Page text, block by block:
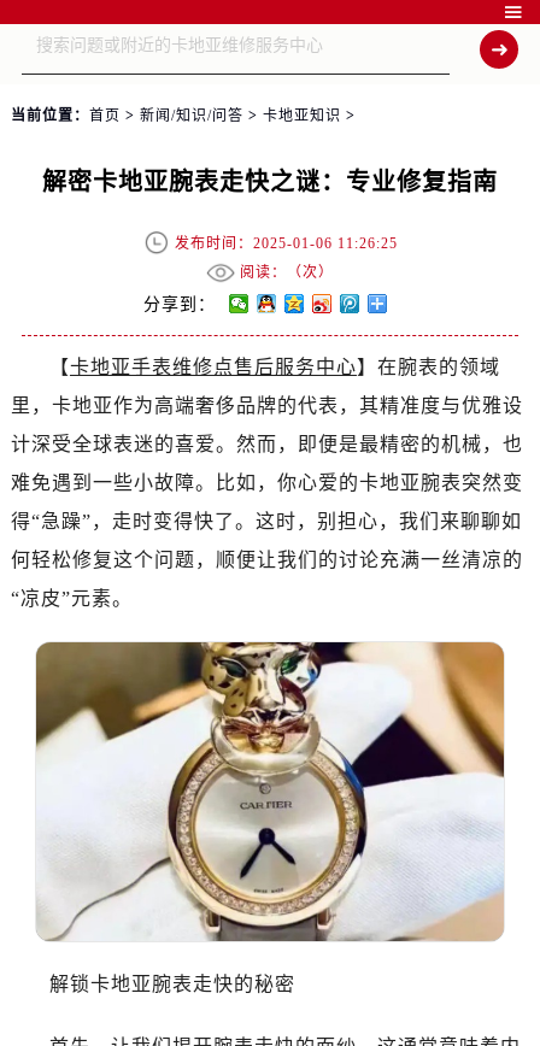

当前位置： 首页 > 新闻/知识/问答 > 卡地亚知识 >
解密卡地亚腕表走快之谜：专业修复指南
发布时间：2025-01-06 11:26:25
阅读：（次）
分享到：
【卡地亚手表维修点售后服务中心】在腕表的领域
里，卡地亚作为高端奢侈品牌的代表，其精准度与优雅设
计深受全球表迷的喜爱。然而，即便是最精密的机械，也
难免遇到一些小故障。比如，你心爱的卡地亚腕表突然变
得“急躁”，走时变得快了。这时，别担心，我们来聊聊如
何轻松修复这个问题，顺便让我们的讨论充满一丝清凉的
“凉皮”元素。
解锁卡地亚腕表走快的秘密